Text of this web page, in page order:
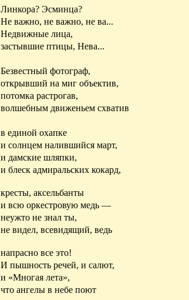
Линкора? Эсминца?
Не важно, не важно, не ва...
Недвижные лица,
застывшие птицы, Нева...
Безвестный фотограф,
открывший на миг объектив,
потомка растрогав,
волшебным движеньем схватив
в единой охапке
и солнцем налившийся март,
и дамские шляпки,
и блеск адмиральских кокард,
кресты, аксельбанты
и всю оркестровую медь —
неужто не знал ты,
не видел, всевидящий, ведь
напрасно все это!
И пышность речей, и салют,
и «Многая лета»,
что ангелы в небе поют